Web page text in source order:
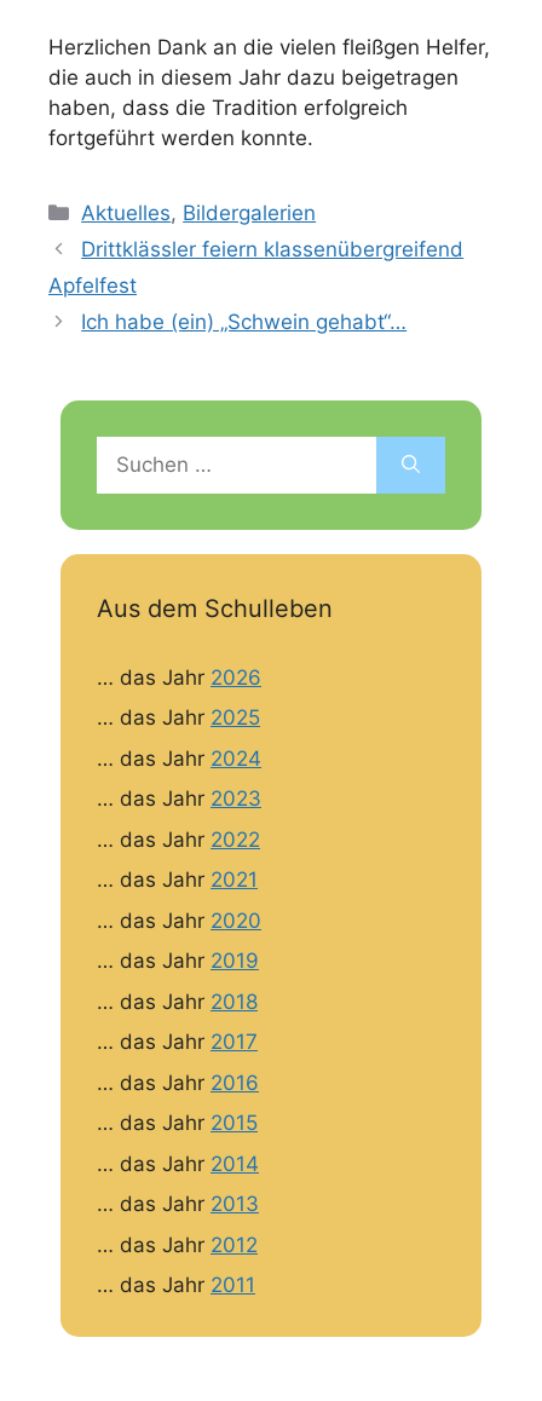
Herzlichen Dank an die vielen fleißgen Helfer,
die auch in diesem Jahr dazu beigetragen
haben, dass die Tradition erfolgreich
fortgeführt werden konnte.
Kategorien
Aktuelles, Bildergalerien
Drittklässler feiern klassenübergreifend
Apfelfest
Ich habe (ein) „Schwein gehabt“…
nach:
Aus dem Schulleben
… das Jahr 2026
… das Jahr 2025
… das Jahr 2024
… das Jahr 2023
… das Jahr 2022
… das Jahr 2021
… das Jahr 2020
… das Jahr 2019
… das Jahr 2018
… das Jahr 2017
… das Jahr 2016
… das Jahr 2015
… das Jahr 2014
… das Jahr 2013
… das Jahr 2012
… das Jahr 2011